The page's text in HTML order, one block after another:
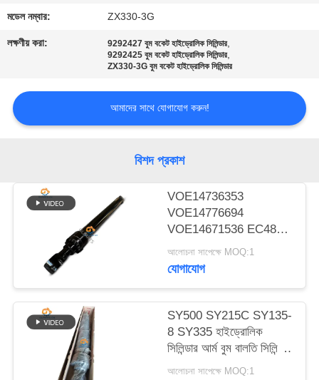
আমাদের
সাথে
করুন
খবর
গোপনীয়তা
নীতি
মডেল নম্বার: ZX330-3G
লক্ষণীয় করা: 9292427 বুম বকেট হাইড্রোলিক সিলিন্ডার,
9292425 বুম বকেট হাইড্রোলিক সিলিন্ডার,
ZX330-3G বুম বকেট হাইড্রোলিক সিলিন্ডার
আমাদের সাথে যোগাযোগ করুন!
বিশদ প্রকাশ
VOE14736353
VOE14776694
VOE14671536 EC480D
EC480E EC750E এর
জন্য আর্ম বুম বকেট
আলোচনা সাপেক্ষে MOQ:1
যোগাযোগ
SY500 SY215C SY135-
8 SY335 হাইড্রোলিক
সিলিন্ডার আর্ম বুম বালতি সিলিন্ডার
খননকারীর উপর
আলোচনা সাপেক্ষে MOQ:1